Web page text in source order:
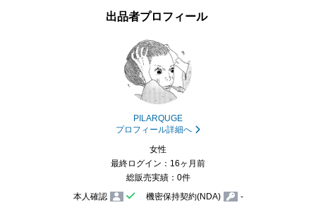
出品者プロフィール
PILARQUGE
プロフィール詳細へ
女性
最終ログイン：16ヶ月前
総販売実績：0件
本人確認
機密保持契約(NDA) -